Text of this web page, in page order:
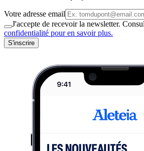
Votre adresse email
J'accepte de recevoir la newsletter.
confidentialité pour en savoir plus.
S'inscrire